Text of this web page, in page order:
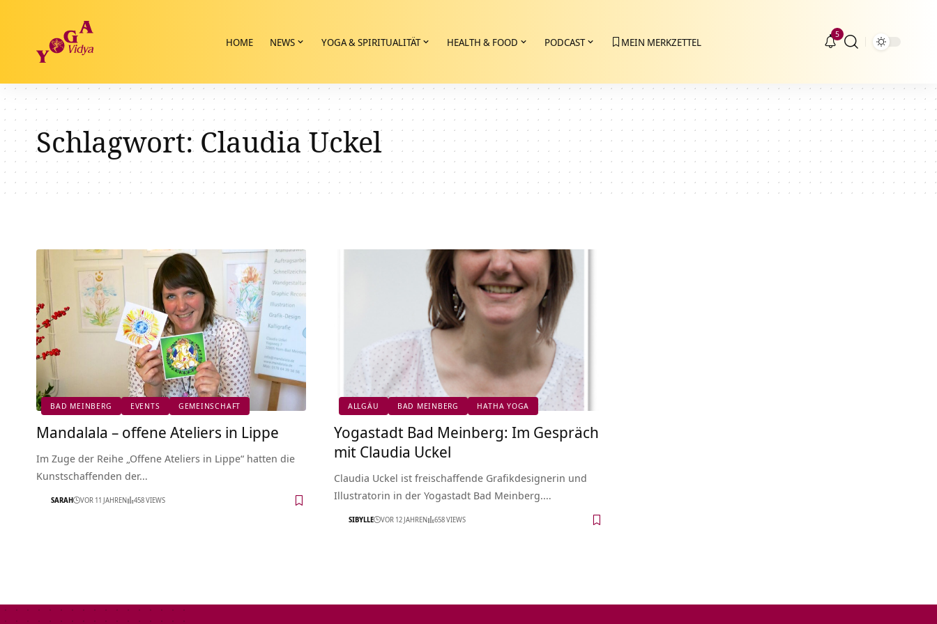
HOME NEWS YOGA & SPIRITUALITÄT HEALTH & FOOD PODCAST MEIN MERKZETTEL
5
Schlagwort: Claudia Uckel
BAD MEINBERG EVENTS GEMEINSCHAFT
Mandalala – offene Ateliers in Lippe
Im Zuge der Reihe „Offene Ateliers in Lippe“ hatten die
Kunstschaffenden der…
SARAH VOR 11 JAHREN 458 VIEWS
ALLGÄU BAD MEINBERG HATHA YOGA
Yogastadt Bad Meinberg: Im Gespräch
mit Claudia Uckel
Claudia Uckel ist freischaffende Grafikdesignerin und
Illustratorin in der Yogastadt Bad Meinberg.…
SIBYLLE VOR 12 JAHREN 658 VIEWS